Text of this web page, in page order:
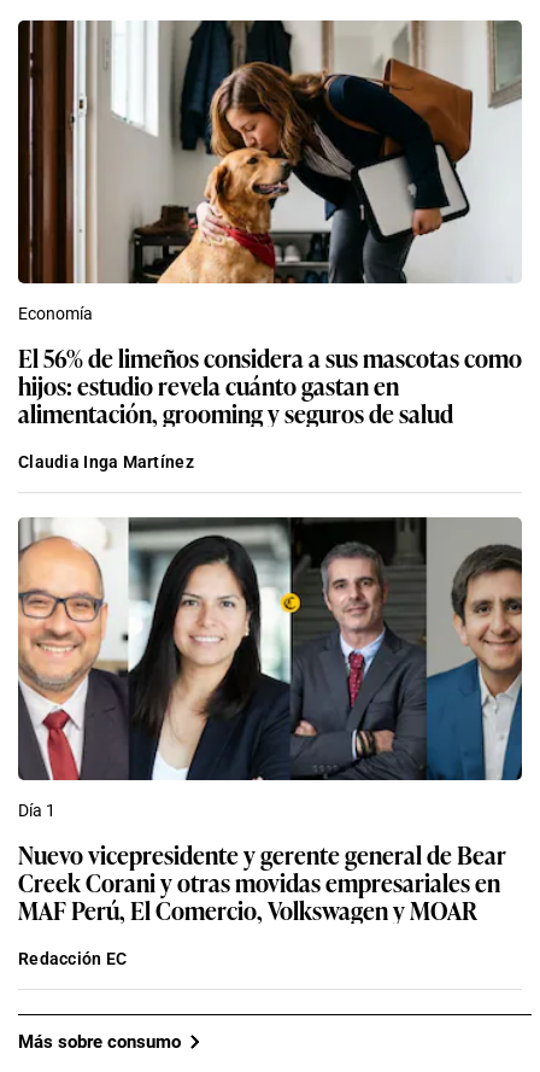
Economía
El 56% de limeños considera a sus mascotas como
hijos: estudio revela cuánto gastan en
alimentación, grooming y seguros de salud
Claudia Inga Martínez
Día 1
Nuevo vicepresidente y gerente general de Bear
Creek Corani y otras movidas empresariales en
MAF Perú, El Comercio, Volkswagen y MOAR
Redacción EC
Más sobre consumo